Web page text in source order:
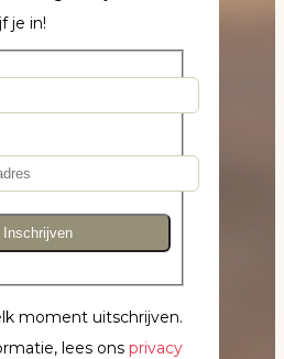
je in!
Inschrijven
moment uitschrijven.
lees ons privacy